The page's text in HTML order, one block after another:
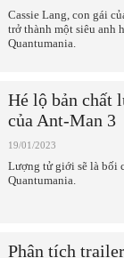
Cassie Lang, con gái
trở thành một siêu anh
Quantumania.
Hé lộ bản chất
của Ant-Man 3
19/01/2023
Lượng tử giới sẽ là bối
Quantumania.
Phân tích